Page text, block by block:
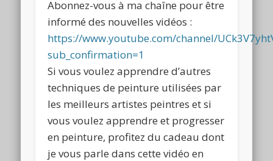
Abonnez-vous à ma chaîne pour être
informé des nouvelles vidéos :
https://www.youtube.com/channel/
sub_confirmation=1
Si vous voulez apprendre d’autres
techniques de peinture utilisées par
les meilleurs artistes peintres et si
vous voulez apprendre et progresser
en peinture, profitez du cadeau dont
je vous parle dans cette vidéo en